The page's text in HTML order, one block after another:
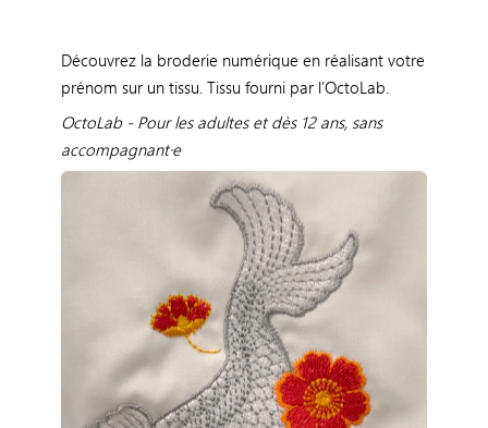
Découvrez la broderie numérique en réalisant votre
prénom sur un tissu. Tissu fourni par l’OctoLab.
OctoLab - Pour les adultes et dès 12 ans, sans
accompagnant·e